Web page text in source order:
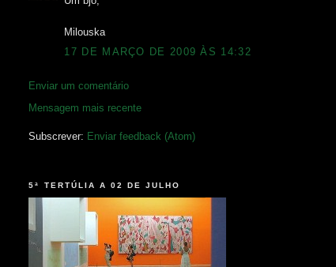
Milouska
17 DE MARÇO DE 2009 ÀS 14:32
Enviar um comentário
Mensagem mais recente
Subscrever: Enviar feedback (Atom)
5ª TERTÚLIA A 02 DE JULHO